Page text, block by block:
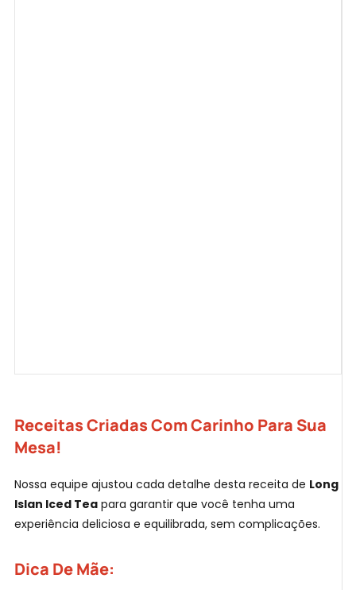
Receitas Criadas Com Carinho Para Sua
Mesa!
Nossa equipe ajustou cada detalhe desta receita de Long
Islan Iced Tea para garantir que você tenha uma
experiência deliciosa e equilibrada, sem complicações.
Dica De Mãe: